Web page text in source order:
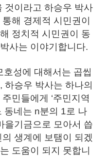
것이라고 하승우 박사
해 경제적 시민권이
정치적 시민권이 동
사는 이야기합니다.
호성에 대해서는 곱씹
하승우 박사는 하나의
민들에게 ‘주민지역
동네는 n분의 1로 나
을기금으로 모아서 씁
생계에 보탬이 되겠
도움이 되지 못합니